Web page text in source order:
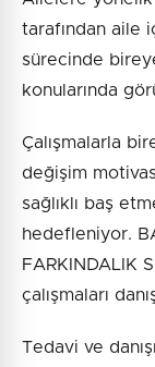
tarafından aile
sürecinde
konularında
Çalışmalarla
değişim
sağlıklı baş
hedefleniyor.
FARKINDALIK
çalışmaları
Tedavi ve